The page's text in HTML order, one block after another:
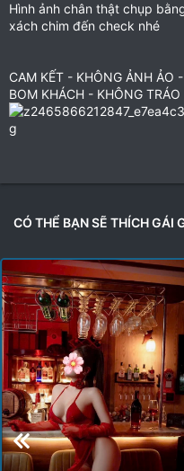
Hình ảnh chân thật chụp
xách chim đến check nhé
CAM KẾT - KHÔNG ẢNH ẢO
BOM KHÁCH - KHÔNG
CÓ THỂ BẠN SẼ THÍCH GÁI